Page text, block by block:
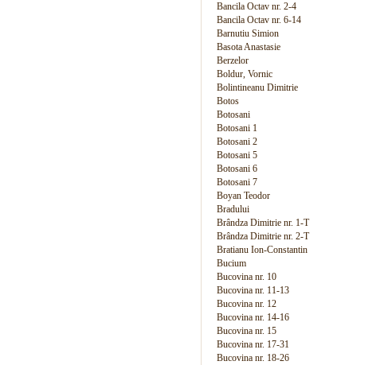
Bancila Octav nr. 2-4
Bancila Octav nr. 6-14
Barnutiu Simion
Basota Anastasie
Berzelor
Boldur, Vornic
Bolintineanu Dimitrie
Botos
Botosani
Botosani 1
Botosani 2
Botosani 5
Botosani 6
Botosani 7
Boyan Teodor
Bradului
Brândza Dimitrie nr. 1-T
Brândza Dimitrie nr. 2-T
Bratianu Ion-Constantin
Bucium
Bucovina nr. 10
Bucovina nr. 11-13
Bucovina nr. 12
Bucovina nr. 14-16
Bucovina nr. 15
Bucovina nr. 17-31
Bucovina nr. 18-26